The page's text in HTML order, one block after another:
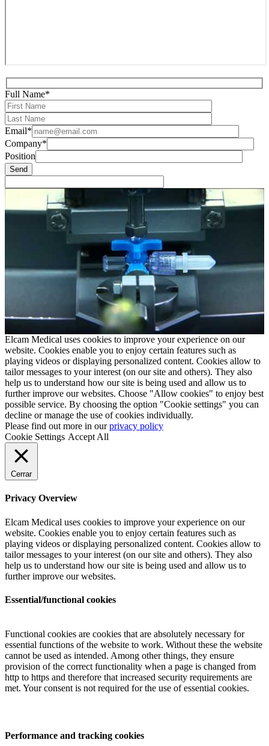
Full Name*
Email*
Company*
Position
Elcam Medical uses cookies to improve your experience on our
website. Cookies enable you to enjoy certain features such as
playing videos or displaying personalized content. Cookies allow to
tailor messages to your interest (on our site and others). They also
help us to understand how our site is being used and allow us to
further improve our websites. Choose "Allow cookies" to enjoy best
possible service. By choosing the option "Cookie settings" you can
decline or manage the use of cookies individually.
Please find out more in ourprivacy policy
Cookie Settings Accept All
Cerrar
Privacy Overview
Elcam Medical uses cookies to improve your experience on our
website. Cookies enable you to enjoy certain features such as
playing videos or displaying personalized content. Cookies allow to
tailor messages to your interest (on our site and others). They also
help us to understand how our site is being used and allow us to
further improve our websites.
Essential/functional cookies
Functional cookies are cookies that are absolutely necessary for
essential functions of the website to work. Without these the website
cannot be used as intended. Among other things, they ensure
provision of the correct functionality when a page is changed from
http to https and therefore that increased security requirements are
met. Your consent is not required for the use of essential cookies.
Performance and tracking cookies